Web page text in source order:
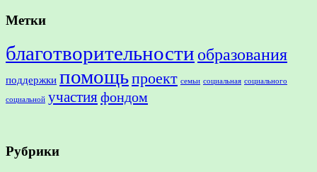
Метки
благотворительности образования
поддержки помощьпроект семьи социальная социального
социальной участияфондом
Рубрики